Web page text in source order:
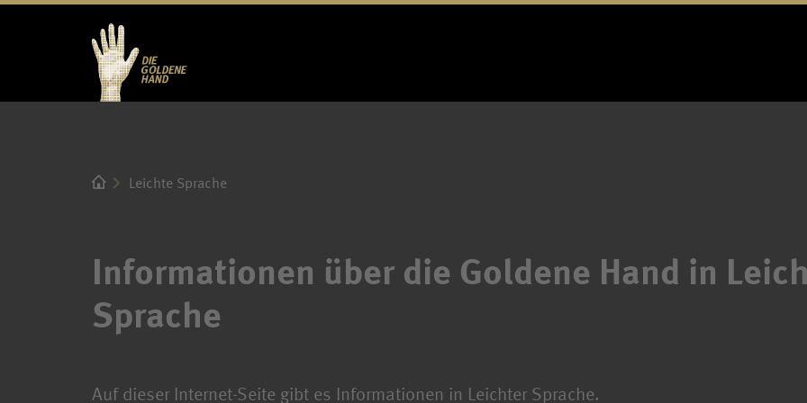
Leichte Sprache
Informationen über die Goldene Hand in
Sprache
Auf dieser Internet-Seite gibt es Informationen in Leichter Sprache.